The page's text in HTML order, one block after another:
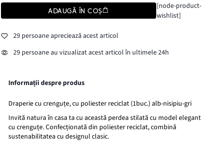
ADAUGĂ ÎN COȘ
[node-product-
wishlist]
29 persoane apreciează acest articol
29 persoane au vizualizat acest articol în ultimele 24h
Informații despre produs
Draperie cu crenguțe, cu poliester reciclat (1buc.) alb-nisipiu-gri
Invită natura în casa ta cu această perdea stilată cu model elegant
cu crenguțe. Confecționată din poliester reciclat, combină
sustenabilitatea cu designul clasic.